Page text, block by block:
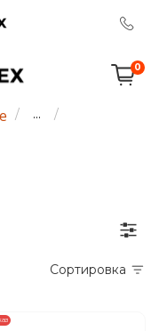
0
...
Сортировка